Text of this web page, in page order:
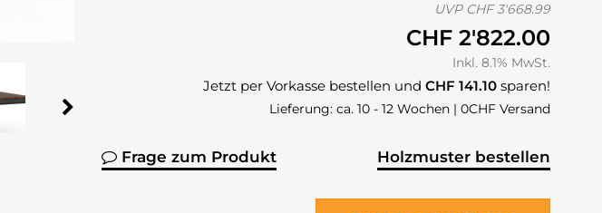
UVP CHF 3'668.99
CHF 2'822.00
Inkl. 8.1% MwSt.
Jetzt per Vorkasse bestellen und CHF 141.10 sparen!
Lieferung: ca. 10 - 12 Wochen | 0CHF Versand
Holzmuster bestellen
Frage zum Produkt